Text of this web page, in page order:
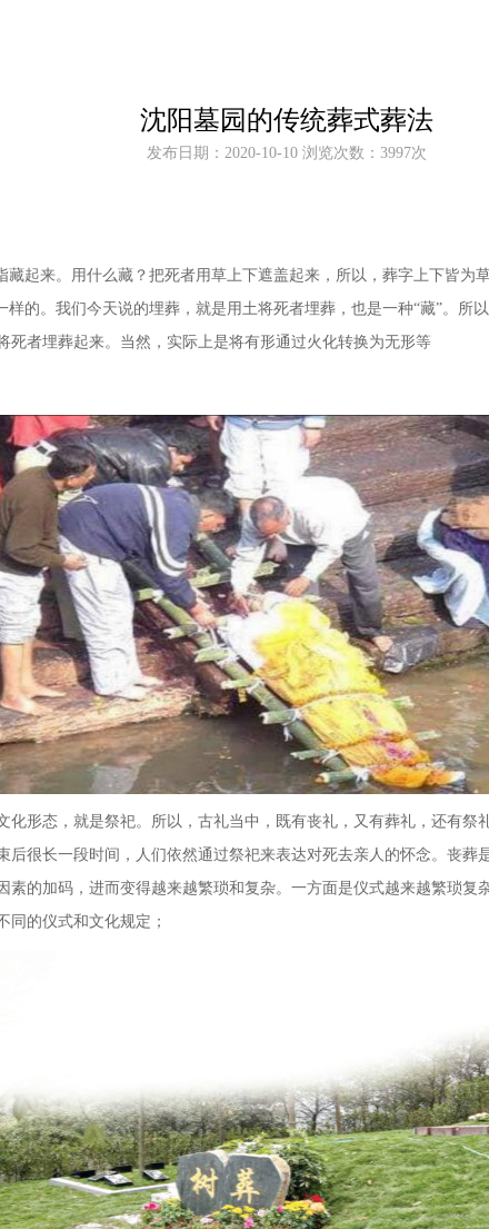
沈阳墓园的传统葬式葬法
发布日期：2020-10-10 浏览次数：3997次
藏起来。用什么藏？把死者用草上下遮盖起来，所以，葬字上下皆为
的。我们今天说的埋葬，就是用土将死者埋葬，也是一种“藏”。
者埋葬起来。当然，实际上是将有形通过火化转换为无形等
化形态，就是祭祀。所以，古礼当中，既有丧礼，又有葬礼，还有
很长一段时间，人们依然通过祭祀来表达对死去亲人的怀念。丧
素的加码，进而变得越来越繁琐和复杂。一方面是仪式越来越繁琐
同的仪式和文化规定；